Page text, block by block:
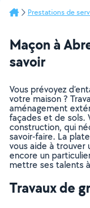
Prestations de
Maçon à
savoir
Vous prévoyez
votre maison ?
aménagement
façades et de sols.
construction, qui
savoir-faire. La
vous aide à trouver
encore un
mettre ses talents
Travaux de